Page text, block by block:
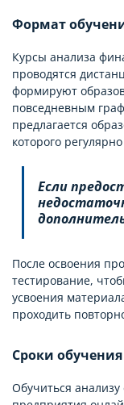
Формат
Курсы анализа
проводятся
формируют
повседневным
предлагается
которого
Если
После освоения
тестирование,
усвоения
проходить
Сроки обучения
Обучиться